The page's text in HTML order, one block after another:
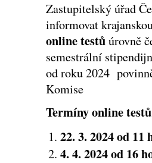
Zastupitelský úřad
informovat
online testůúrovně
semestrální
od roku 2024
Komise
Termíny online
22. 3. 2024 od 11
4. 4. 2024 od 16